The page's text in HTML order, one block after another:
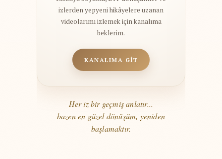
izlerden yepyeni hikâyelere uzanan
videolarımı izlemek için kanalıma
beklerim.
KANALIMA GİT
Her iz bir geçmiş anlatır...
bazen en güzel dönüşüm, yeniden
başlamaktır.